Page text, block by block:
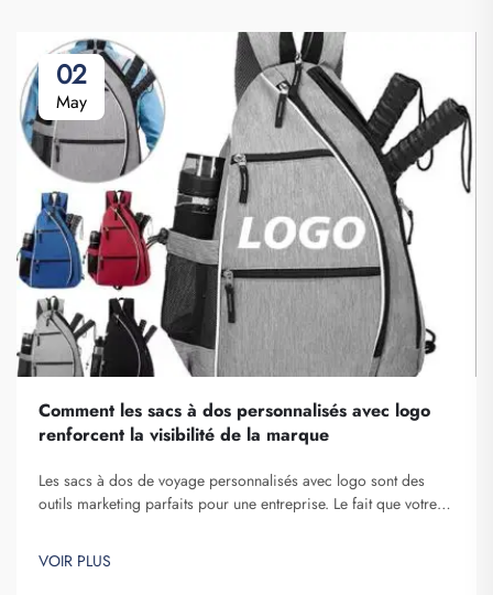
02
May
Comment les sacs à dos personnalisés avec logo
renforcent la visibilité de la marque
Les sacs à dos de voyage personnalisés avec logo sont des
outils marketing parfaits pour une entreprise. Le fait que votre
ne peut être sous-estimé. À chaque fois que la personne qui
porte votre sac à dos sur elle...
VOIR PLUS